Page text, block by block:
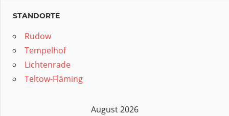
STANDORTE
Rudow
Tempelhof
Lichtenrade
Teltow-Fläming
August 2026